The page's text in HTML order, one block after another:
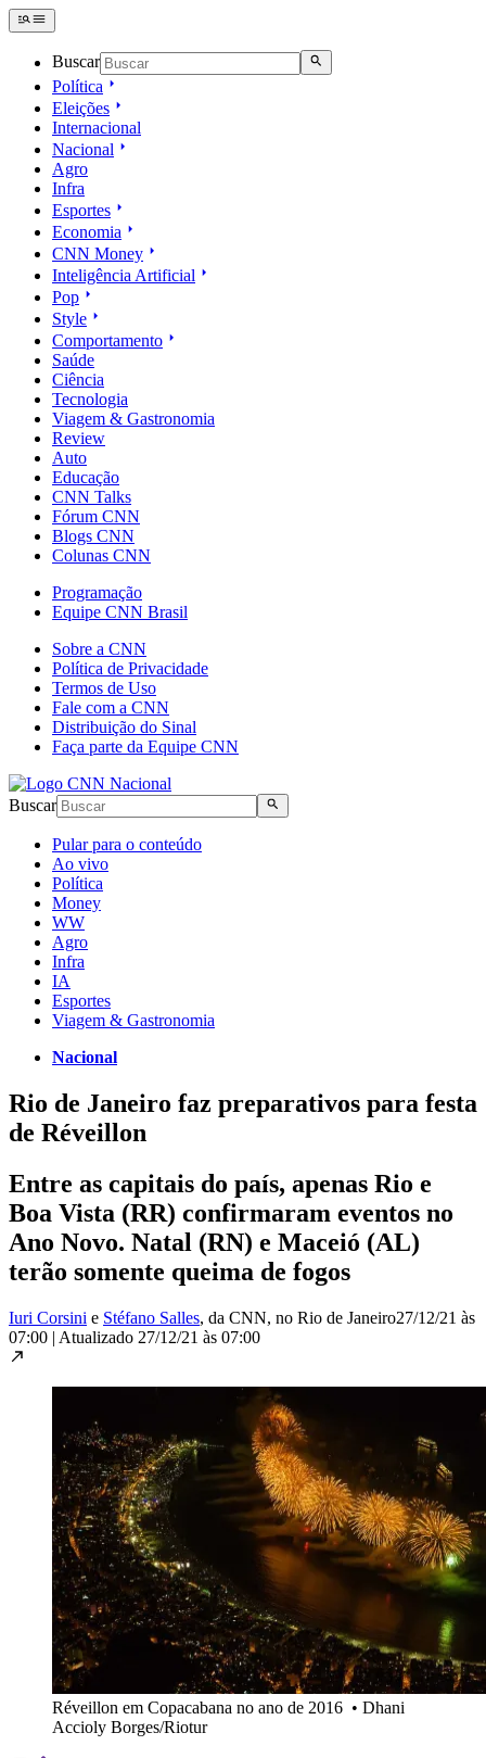
Buscar
Política
Eleições
Internacional
Nacional
Agro
Infra
Esportes
Economia
CNN Money
Inteligência Artificial
Pop
Style
Comportamento
Saúde
Ciência
Tecnologia
Viagem & Gastronomia
Review
Auto
Educação
CNN Talks
Fórum CNN
Blogs CNN
Colunas CNN
Programação
Equipe CNN Brasil
Sobre a CNN
Política de Privacidade
Termos de Uso
Fale com a CNN
Distribuição do Sinal
Faça parte da Equipe CNN
Buscar
Pular para o conteúdo
Ao vivo
Política
Money
WW
Agro
Infra
IA
Esportes
Viagem & Gastronomia
Nacional
Rio de Janeiro faz preparativos para festa
de Réveillon
Entre as capitais do país, apenas Rio e
Boa Vista (RR) confirmaram eventos no
Ano Novo. Natal (RN) e Maceió (AL)
terão somente queima de fogos
Iuri Corsini e Stéfano Salles, da CNN, no Rio de Janeiro27/12/21 às
07:00 | Atualizado 27/12/21 às 07:00
Réveillon em Copacabana no ano de 2016 • Dhani
Accioly Borges/Riotur